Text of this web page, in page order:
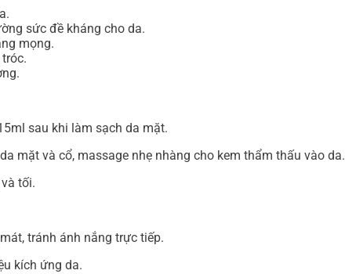
sức đề kháng cho da.
mọng.
sau khi làm sạch da mặt.
mặt và cổ, massage nhẹ nhàng cho kem thẩm thấu vào da.
tối.
tránh ánh nắng trực tiếp.
kích ứng da.